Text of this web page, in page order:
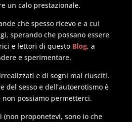
un calo prestazionale.
che spesso ricevo e a cui
sperando che possano essere
e lettori di questo Blog, a
e sperimentare.
e di sogni mal riusciti.
del sesso e dell’autoerotismo è
possiamo permetterci.
(non proponetevi, sono io che